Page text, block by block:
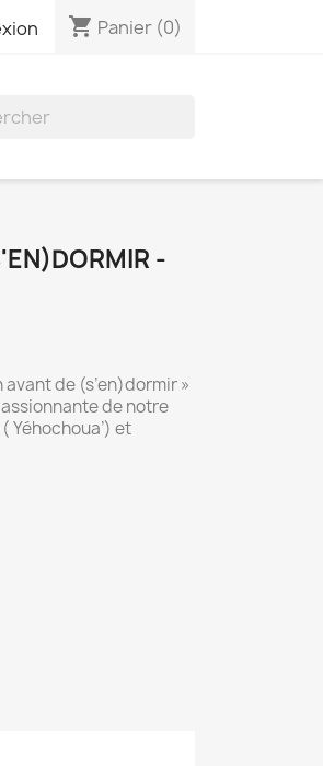
shopping_cart Panier (0)
-
de (s’en)dormir »
de notre
Yéhochoua’) et